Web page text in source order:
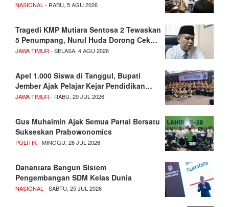
NASIONAL- RABU, 5 AGU 2026
Tragedi KMP Mutiara Sentosa 2 Tewaskan
5 Penumpang, Nurul Huda Dorong Cek…
JAWA TIMUR- SELASA, 4 AGU 2026
Apel 1.000 Siswa di Tanggul, Bupati
Jember Ajak Pelajar Kejar Pendidikan…
JAWA TIMUR- RABU, 29 JUL 2026
Gus Muhaimin Ajak Semua Partai Bersatu
Sukseskan Prabowonomics
POLITIK- MINGGU, 26 JUL 2026
Danantara Bangun Sistem
Pengembangan SDM Kelas Dunia
NASIONAL- SABTU, 25 JUL 2026